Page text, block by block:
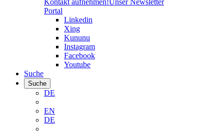
Kontakt aufnehmen!Unser Newsletter
Portal
Linkedin
Xing
Kununu
Instagram
Facebook
Youtube
Suche
Suche
DE
EN
DE